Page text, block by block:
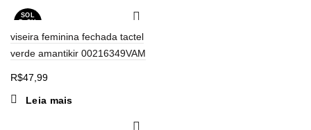
SOL
D OU
viseira feminina fechada tactel
verde amantikir 00216349VAM
R$47,99
Leia mais